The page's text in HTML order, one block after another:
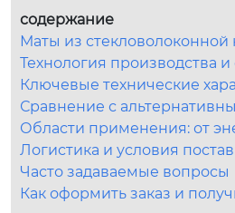
содержание
Маты из
Технология производства
Ключевые технические
Сравнение с
Области применения: от
Логистика и условия
Часто задаваемые вопросы
Как оформить заказ и